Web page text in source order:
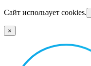
Сайт использует cookies.
×